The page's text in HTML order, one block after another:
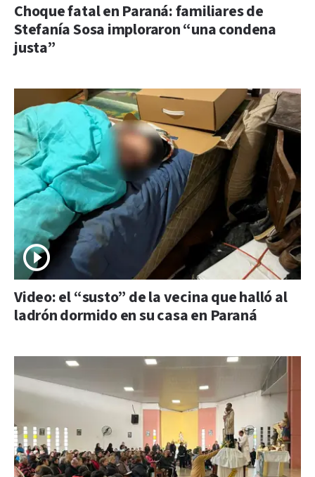
Choque fatal en Paraná: familiares de
Stefanía Sosa imploraron “una condena
justa”
Video: el “susto” de la vecina que halló al
ladrón dormido en su casa en Paraná